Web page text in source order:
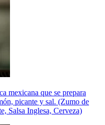
mexicana que se prepara
picante y sal. (Zumo de
Salsa Inglesa, Cerveza)